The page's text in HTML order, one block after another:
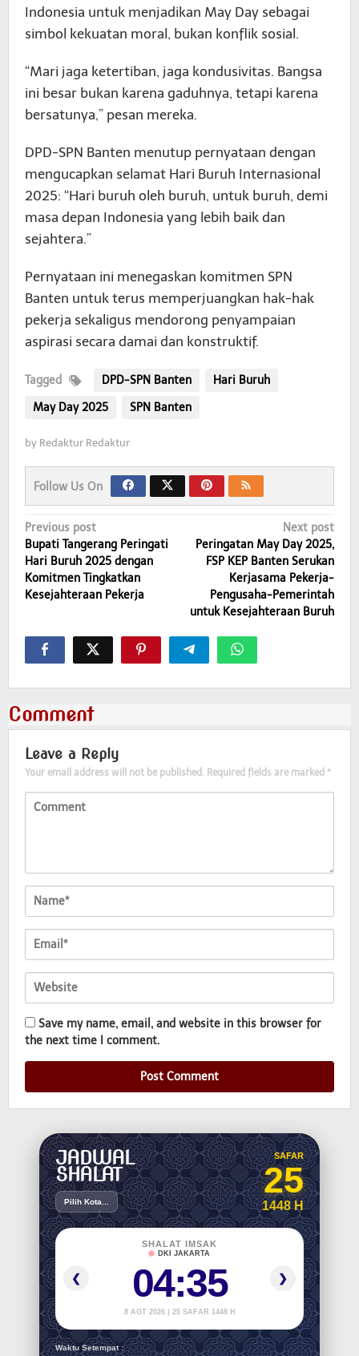
Indonesia untuk menjadikan May Day sebagai
simbol kekuatan moral, bukan konflik sosial.
“Mari jaga ketertiban, jaga kondusivitas. Bangsa
ini besar bukan karena gaduhnya, tetapi karena
bersatunya,” pesan mereka.
DPD-SPN Banten menutup pernyataan dengan
mengucapkan selamat Hari Buruh Internasional
2025: “Hari buruh oleh buruh, untuk buruh, demi
masa depan Indonesia yang lebih baik dan
sejahtera.”
Pernyataan ini menegaskan komitmen SPN
Banten untuk terus memperjuangkan hak-hak
pekerja sekaligus mendorong penyampaian
aspirasi secara damai dan konstruktif.
Tagged DPD-SPN Banten
Hari Buruh
May Day 2025
SPN Banten
by Redaktur Redaktur
Follow Us On
Post
navigation
Previous post
Bupati Tangerang Peringati
Hari Buruh 2025 dengan
Komitmen Tingkatkan
Kesejahteraan Pekerja
Next post
Peringatan May Day 2025,
FSP KEP Banten Serukan
Kerjasama Pekerja-
Pengusaha-Pemerintah
untuk Kesejahteraan Buruh
Comment
Leave a Reply
Your email address will not be published. Required fields are marked *
Save my name, email, and website in this browser for
the next time I comment.
JADWAL
SHALAT
Pilih Kota...
SAFAR
25
1448 H
❮
SHALAT IMSAK
DKI JAKARTA
04:35
8 AGT 2026 | 25 SAFAR 1448 H
❯
Waktu Setempat :